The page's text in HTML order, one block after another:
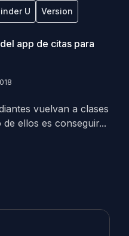
U Version
app de citas para
vuelvan a clases
ellos es conseguir...